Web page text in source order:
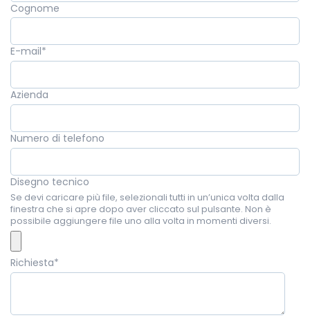
Cognome
E-mail*
Azienda
Numero di telefono
Disegno tecnico
Se devi caricare più file, selezionali tutti in un’unica volta dalla
finestra che si apre dopo aver cliccato sul pulsante. Non è
possibile aggiungere file uno alla volta in momenti diversi.
Richiesta*